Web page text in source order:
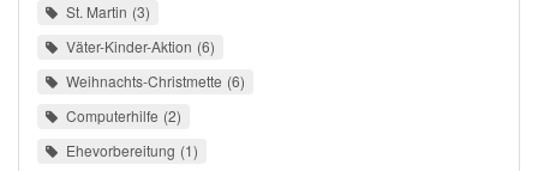
St. Martin 3
Väter-Kinder-Aktion 6
Weihnachts-Christmette 6
Computerhilfe 2
Ehevorbereitung 1